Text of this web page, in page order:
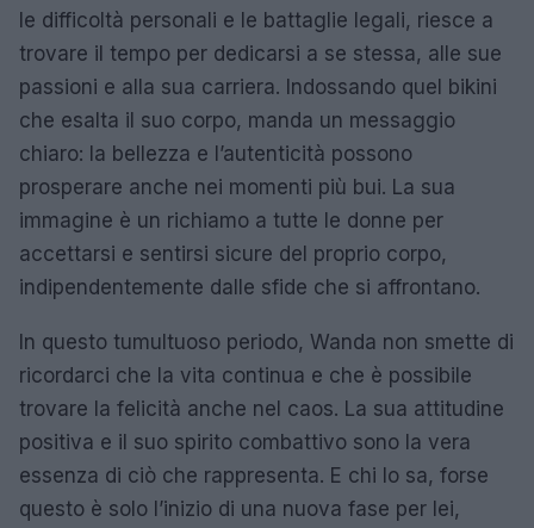
le difficoltà personali e le battaglie legali, riesce a
trovare il tempo per dedicarsi a se stessa, alle sue
passioni e alla sua carriera. Indossando quel bikini
che esalta il suo corpo, manda un messaggio
chiaro: la bellezza e l’autenticità possono
prosperare anche nei momenti più bui. La sua
immagine è un richiamo a tutte le donne per
accettarsi e sentirsi sicure del proprio corpo,
indipendentemente dalle sfide che si affrontano.
In questo tumultuoso periodo, Wanda non smette di
ricordarci che la vita continua e che è possibile
trovare la felicità anche nel caos. La sua attitudine
positiva e il suo spirito combattivo sono la vera
essenza di ciò che rappresenta. E chi lo sa, forse
questo è solo l’inizio di una nuova fase per lei,